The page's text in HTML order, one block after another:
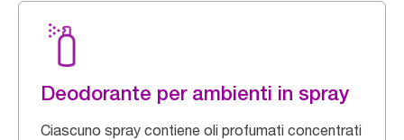
Deodorante per ambienti in spray
Ciascuno spray contiene oli profumati concentrati